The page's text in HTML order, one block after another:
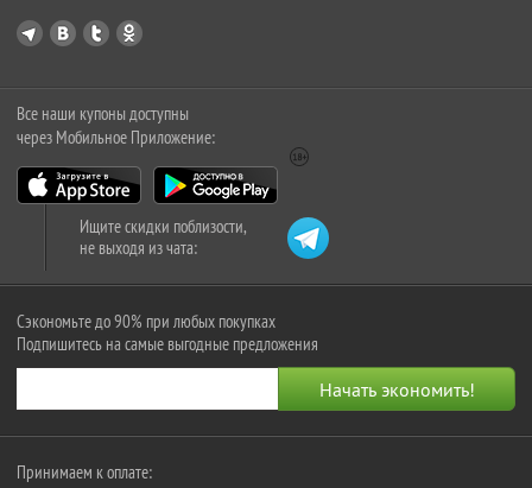
Все наши купоны доступны
через Мобильное Приложение:
Ищите скидки поблизости,
не выходя из чата:
Сэкономьте до 90% при любых покупках
Подпишитесь на самые выгодные предложения
Принимаем к оплате: